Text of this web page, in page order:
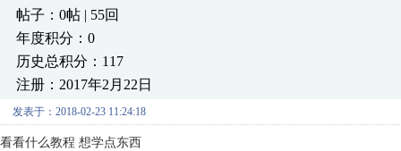
帖子：0帖 | 55回
年度积分：0
历史总积分：117
注册：2017年2月22日
发表于：2018-02-23 11:24:18
看看什么教程 想学点东西